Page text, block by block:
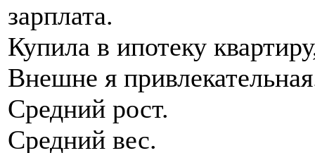
зарплата.
Купила в ипотеку
Внешне я
Средний рост.
Средний вес.